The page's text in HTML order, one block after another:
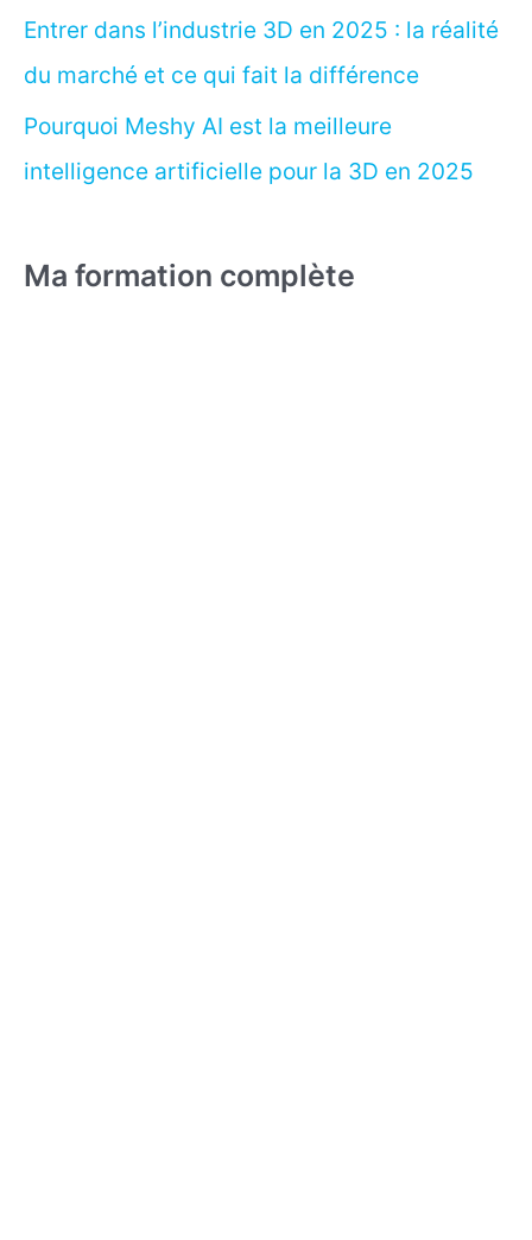
Entrer dans l’industrie 3D en 2025 : la réalité
du marché et ce qui fait la différence
Pourquoi Meshy AI est la meilleure
intelligence artificielle pour la 3D en 2025
Ma formation complète